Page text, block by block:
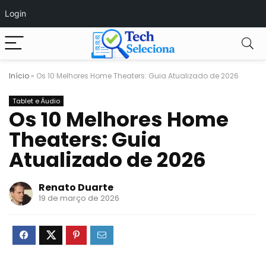
Login
Início » Os 10 Melhores Home Theaters: Guia Atualizado de 2026
Tablet e Áudio
Os 10 Melhores Home
Theaters: Guia
Atualizado de 2026
Renato Duarte
19 de março de 2026